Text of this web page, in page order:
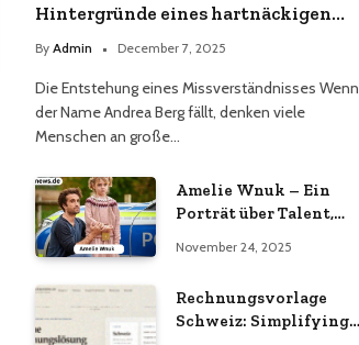
Hintergründe eines hartnäckigen
Gerüchts
By Admin December 7, 2025
Die Entstehung eines Missverständnisses Wenn
der Name Andrea Berg fällt, denken viele
Menschen an große…
Amelie Wnuk – Ein
Porträt über Talent,
Aufstieg einer jungen
November 24, 2025
Rechnungsvorlage
Schweiz: Simplifying